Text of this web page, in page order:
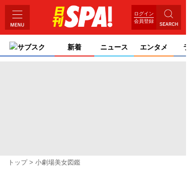
ログイン
会員登録
サブスク 新着 ニュース エンタメ
トップ 小劇場美女図鑑